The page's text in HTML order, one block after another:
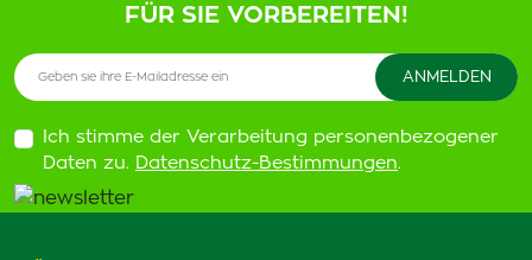
FÜR SIE VORBEREITEN!
Ich stimme der Verarbeitung personenbezogener
Daten zu. Datenschutz-Bestimmungen.